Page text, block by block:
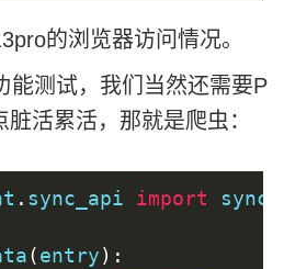
的浏览器访问情况。
测试，我们当然还需要P
活累活，那就是爬虫：
. sync_api import
(entry):